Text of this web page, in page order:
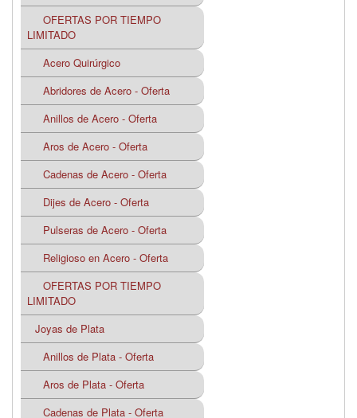
OFERTAS POR TIEMPO
LIMITADO
Acero Quirúrgico
Abridores de Acero - Oferta
Anillos de Acero - Oferta
Aros de Acero - Oferta
Cadenas de Acero - Oferta
Dijes de Acero - Oferta
Pulseras de Acero - Oferta
Religioso en Acero - Oferta
OFERTAS POR TIEMPO
LIMITADO
Joyas de Plata
Anillos de Plata - Oferta
Aros de Plata - Oferta
Cadenas de Plata - Oferta